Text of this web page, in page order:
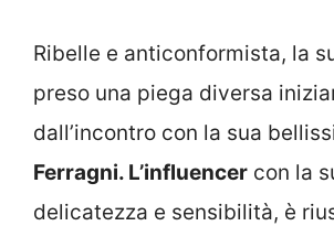
Ribelle e anticonformista, la
preso una piega diversa
dall’incontro con la sua
Ferragni. L’influencer con la
delicatezza e sensibilità, è